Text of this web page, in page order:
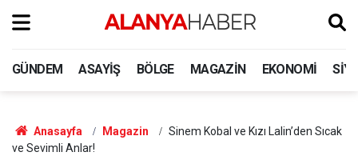
GÜNDEM ASAYIŞ BÖLGE MAGAZIN EKONOMI
Anasayfa Magazin
Sinem Kobal ve Kızı Lalin’den Sıcak
ve Sevimli Anlar!